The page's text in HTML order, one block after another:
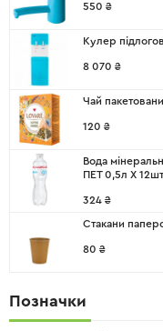
550 ₴
Кулер
8 070 ₴
Чай
120 ₴
Вода
ПЕТ 0,5л X 12шт
324 ₴
Стакани
80 ₴
Позначки